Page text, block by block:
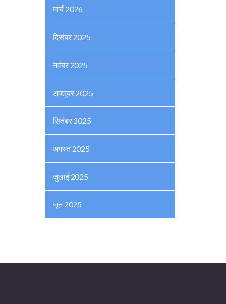
मार्च 2026
दिसंबर 2025
नवंबर 2025
अक्तूबर 2025
सितंबर 2025
अगस्त 2025
जुलाई 2025
जून 2025